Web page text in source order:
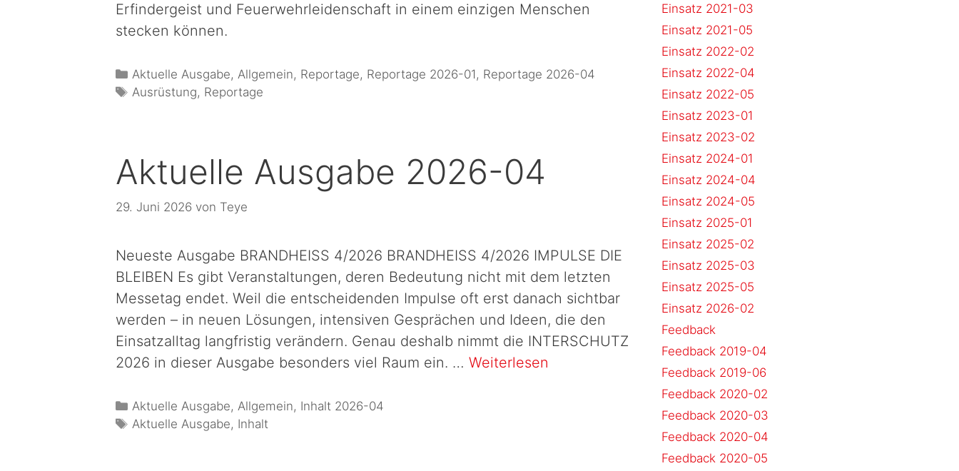
Erfindergeist und Feuerwehrleidenschaft in einem einzigen Menschen
stecken können.
Aktuelle Ausgabe,Allgemein, Reportage, Reportage 2026-01, Reportage 2026-04
Ausrüstung, Reportage
Aktuelle Ausgabe 2026-04
29. Juni 2026 von Teye
Neueste Ausgabe BRANDHEISS 4/2026 BRANDHEISS 4/2026 IMPULSE DIE
BLEIBEN Es gibt Veranstaltungen, deren Bedeutung nicht mit dem letzten
Messetag endet. Weil die entscheidenden Impulse oft erst danach sichtbar
werden – in neuen Lösungen, intensiven Gesprächen und Ideen, die den
Einsatzalltag langfristig verändern. Genau deshalb nimmt die INTERSCHUTZ
2026 in dieser Ausgabe besonders viel Raum ein. … Weiterlesen
Aktuelle Ausgabe, Allgemein, Inhalt 2026-04
Aktuelle Ausgabe, Inhalt
Einsatz 2021-03
Einsatz 2021-05
Einsatz 2022-02
Einsatz 2022-04
Einsatz 2022-05
Einsatz 2023-01
Einsatz 2023-02
Einsatz 2024-01
Einsatz 2024-04
Einsatz 2024-05
Einsatz 2025-01
Einsatz 2025-02
Einsatz 2025-03
Einsatz 2025-05
Einsatz 2026-02
Feedback
Feedback 2019-04
Feedback 2019-06
Feedback 2020-02
Feedback 2020-03
Feedback 2020-04
Feedback 2020-05